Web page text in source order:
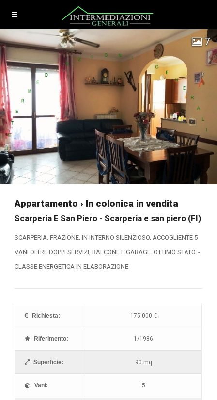
7
Appartamento › In colonica in vendita
Scarperia E San Piero - Scarperia e san piero (FI)
SCARPERIA, FRAZIONE, IN INTERNO SILENZIOSO, ACCOGLIENTE 5
VANI OLTRE DOPPI SERVIZI, BALCONE E GARAGE. OTTIMO STATO. -
CLASSE ENERGETICA IN ELABORAZIONE
Richiesta: 175.000 €
Riferimento: 1/1986
Superficie: 90 mq
Vani: 5